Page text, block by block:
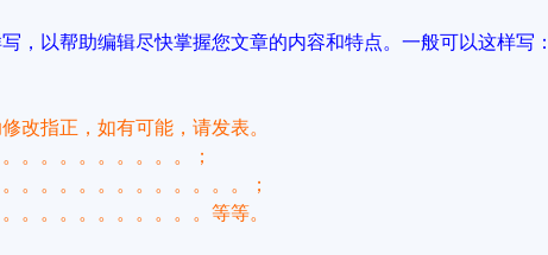
， 以帮助编辑尽快掌握您文章的内容和特点。一般可以这样写：
改指正，如有可能，请发表。
。。。。。。。。。；
。。。。。。。。。。。。；
。。。。。。。。。。等等。